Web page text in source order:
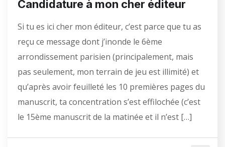
Candidature à mon cher éditeur
Si tu es ici cher mon éditeur, c’est parce que tu as
reçu ce message dont j’inonde le 6ème
arrondissement parisien (principalement, mais
pas seulement, mon terrain de jeu est illimité) et
qu’après avoir feuilleté les 10 premières pages du
manuscrit, ta concentration s’est effilochée (c’est
le 15ème manuscrit de la matinée et il n’est […]